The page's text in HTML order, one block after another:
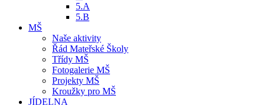
5.A
5.B
MŠ
Naše aktivity
Řád Mateřské Školy
Třídy MŠ
Fotogalerie MŠ
Projekty MŠ
Kroužky pro MŠ
JÍDELNA